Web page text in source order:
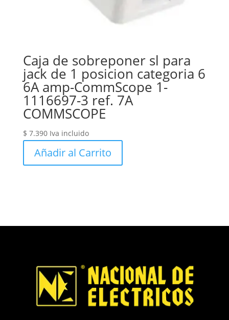
Caja de sobreponer sl para
jack de 1 posicion categoria 6
6A amp-CommScope 1-
1116697-3 ref. 7A
COMMSCOPE
$ 7.390 Iva incluido
Añadir al Carrito